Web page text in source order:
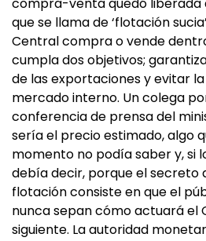
que se llama de ‘flotación
Central compra o vende
cumpla dos objetivos;
de las exportaciones y evitar
mercado interno. Un colega
conferencia de prensa del
sería el precio estimado, algo
momento no podía saber y, si
debía decir, porque el secreto
flotación consiste en que el
nunca sepan cómo actuará el
siguiente. La autoridad